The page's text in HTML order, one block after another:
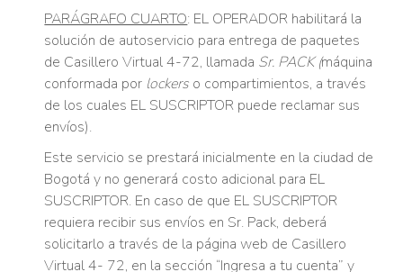
PARÁGRAFO CUARTO: EL OPERADOR habilitará la
solución de autoservicio para entrega de paquetes
de Casillero Virtual 4-72, llamada Sr. PACK (máquina
conformada por lockers o compartimientos, a través
de los cuales EL SUSCRIPTOR puede reclamar sus
envíos).
Este servicio se prestará inicialmente en la ciudad de
Bogotá y no generará costo adicional para EL
SUSCRIPTOR. En caso de que EL SUSCRIPTOR
requiera recibir sus envíos en Sr. Pack, deberá
solicitarlo a través de la página web de Casillero
Virtual 4- 72, en la sección “Ingresa a tu cuenta” y